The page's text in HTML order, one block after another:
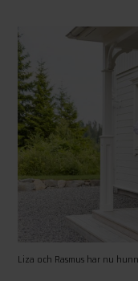
Liza och Rasmus har nu